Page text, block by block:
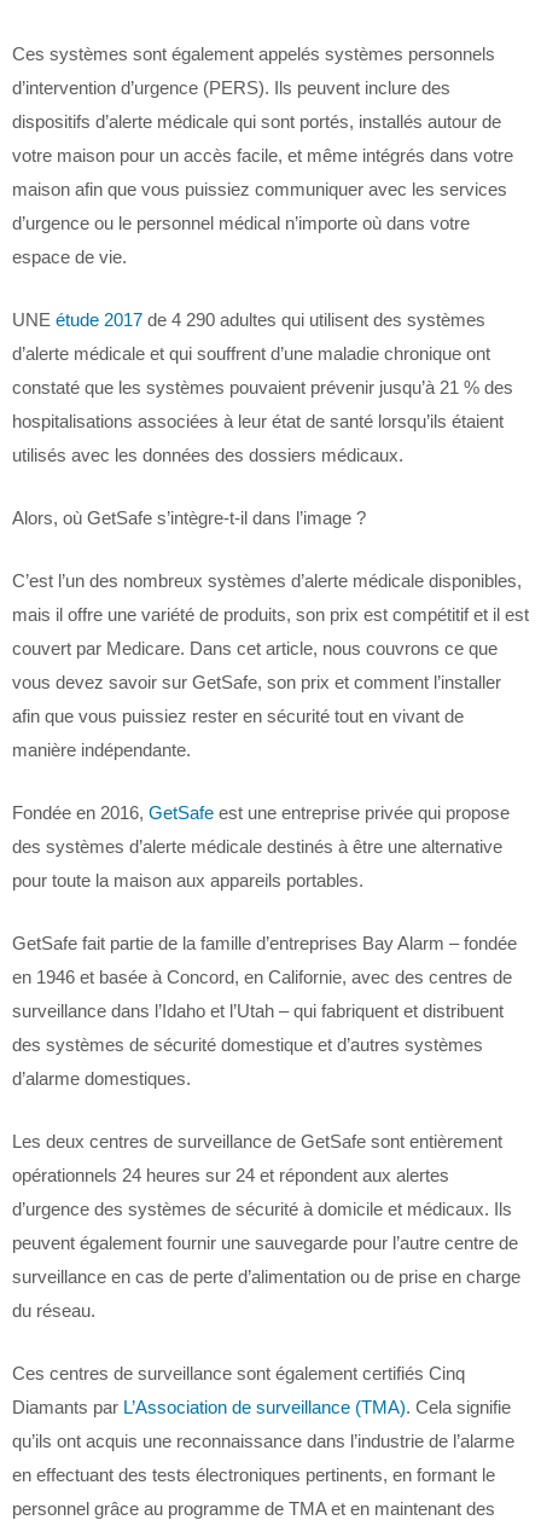
Ces systèmes sont également appelés systèmes personnels
d’intervention d’urgence (PERS). Ils peuvent inclure des
dispositifs d’alerte médicale qui sont portés, installés autour de
votre maison pour un accès facile, et même intégrés dans votre
maison afin que vous puissiez communiquer avec les services
d’urgence ou le personnel médical n’importe où dans votre
espace de vie.
UNE étude 2017 de 4 290 adultes qui utilisent des systèmes
d’alerte médicale et qui souffrent d’une maladie chronique ont
constaté que les systèmes pouvaient prévenir jusqu’à 21 % des
hospitalisations associées à leur état de santé lorsqu’ils étaient
utilisés avec les données des dossiers médicaux.
Alors, où GetSafe s’intègre-t-il dans l’image ?
C’est l’un des nombreux systèmes d’alerte médicale disponibles,
mais il offre une variété de produits, son prix est compétitif et il est
couvert par Medicare. Dans cet article, nous couvrons ce que
vous devez savoir sur GetSafe, son prix et comment l’installer
afin que vous puissiez rester en sécurité tout en vivant de
manière indépendante.
Fondée en 2016, GetSafe est une entreprise privée qui propose
des systèmes d’alerte médicale destinés à être une alternative
pour toute la maison aux appareils portables.
GetSafe fait partie de la famille d’entreprises Bay Alarm – fondée
en 1946 et basée à Concord, en Californie, avec des centres de
surveillance dans l’Idaho et l’Utah – qui fabriquent et distribuent
des systèmes de sécurité domestique et d’autres systèmes
d’alarme domestiques.
Les deux centres de surveillance de GetSafe sont entièrement
opérationnels 24 heures sur 24 et répondent aux alertes
d’urgence des systèmes de sécurité à domicile et médicaux. Ils
peuvent également fournir une sauvegarde pour l’autre centre de
surveillance en cas de perte d’alimentation ou de prise en charge
du réseau.
Ces centres de surveillance sont également certifiés Cinq
Diamants par L’Association de surveillance (TMA). Cela signifie
qu’ils ont acquis une reconnaissance dans l’industrie de l’alarme
en effectuant des tests électroniques pertinents, en formant le
personnel grâce au programme de TMA et en maintenant des